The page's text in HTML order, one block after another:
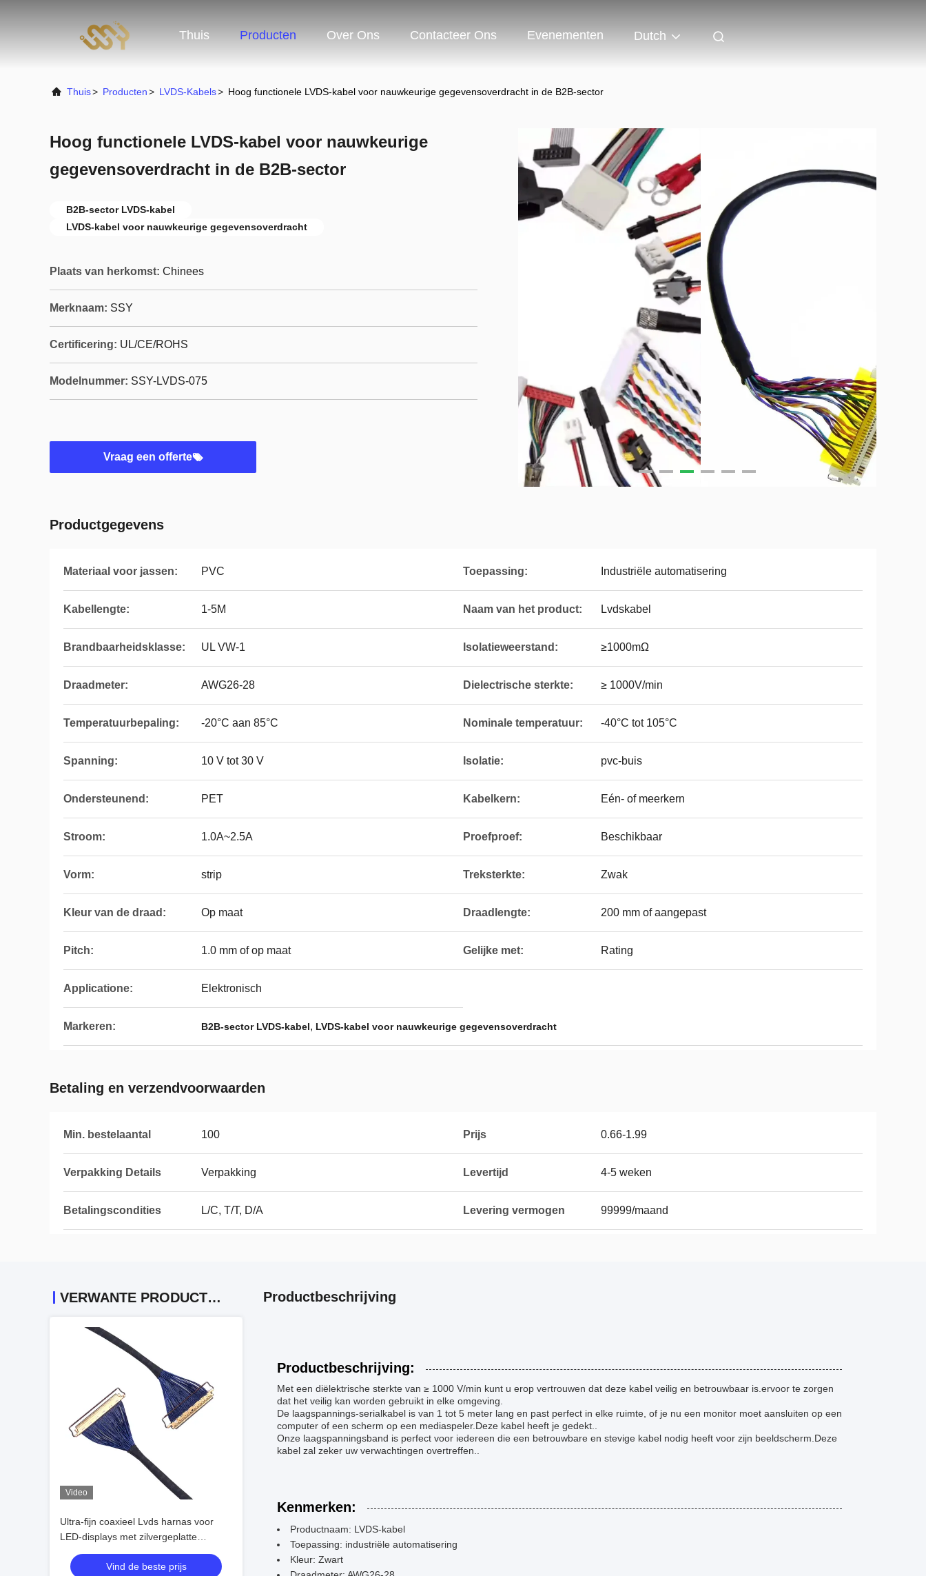
Thuis Producten Over Ons Contacteer Ons Evenementen Dutch
Thuis> Producten> LVDS-Kabels> Hoog functionele LVDS-kabel voor nauwkeurige gegevensoverdracht in de B2B-sector
Hoog functionele LVDS-kabel voor nauwkeurige
gegevensoverdracht in de B2B-sector
B2B-sector LVDS-kabel
LVDS-kabel voor nauwkeurige gegevensoverdracht
Plaats van herkomst: Chinees
Merknaam: SSY
Certificering: UL/CE/ROHS
Modelnummer: SSY-LVDS-075
Vraag een offerte
Productgegevens
Materiaal voor jassen: PVC Toepassing: Industriële automatisering
Kabellengte: 1-5M Naam van het product: Lvdskabel
Brandbaarheidsklasse: UL VW-1 Isolatieweerstand: ≥1000mΩ
Draadmeter: AWG26-28 Dielectrische sterkte: ≥ 1000V/min
Temperatuurbepaling: -20°C aan 85°C Nominale temperatuur: -40°C tot 105°C
Spanning: 10 V tot 30 V Isolatie: pvc-buis
Ondersteunend: PET Kabelkern: Eén- of meerkern
Stroom: 1.0A~2.5A Proefproef: Beschikbaar
Vorm: strip Treksterkte: Zwak
Kleur van de draad: Op maat Draadlengte: 200 mm of aangepast
Pitch: 1.0 mm of op maat Gelijke met: Rating
Applicatione: Elektronisch
Markeren: B2B-sector LVDS-kabel, LVDS-kabel voor nauwkeurige gegevensoverdracht
Betaling en verzendvoorwaarden
Min. bestelaantal 100 Prijs 0.66-1.99
Verpakking Details Verpakking Levertijd 4-5 weken
Betalingscondities L/C, T/T, D/A Levering vermogen 99999/maand
VERWANTE PRODUCTEN
Video
Ultra-fijn coaxieel Lvds harnas voor
LED-displays met zilvergeplatte
vergrendeling, betrouwbare
producenten van draadharnassen
Vind de beste prijs
Productbeschrijving
Productbeschrijving:
Met een diëlektrische sterkte van ≥ 1000 V/min kunt u erop vertrouwen dat deze kabel veilig en betrouwbaar is.ervoor te zorgen
dat het veilig kan worden gebruikt in elke omgeving.
De laagspannings-serialkabel is van 1 tot 5 meter lang en past perfect in elke ruimte, of je nu een monitor moet aansluiten op een
computer of een scherm op een mediaspeler.Deze kabel heeft je gedekt..
Onze laagspanningsband is perfect voor iedereen die een betrouwbare en stevige kabel nodig heeft voor zijn beeldscherm.Deze
kabel zal zeker uw verwachtingen overtreffen..
Kenmerken:
Productnaam: LVDS-kabel
Toepassing: industriële automatisering
Kleur: Zwart